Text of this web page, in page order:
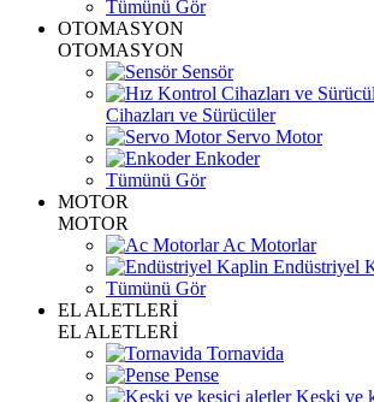
Tümünü Gör
OTOMASYON
OTOMASYON
Sensör
Cihazları ve Sürücüler
Servo Motor
Enkoder
Tümünü Gör
MOTOR
MOTOR
Ac Motorlar
Endüstriyel
Tümünü Gör
EL ALETLERİ
EL ALETLERİ
Tornavida
Pense
Keski ve